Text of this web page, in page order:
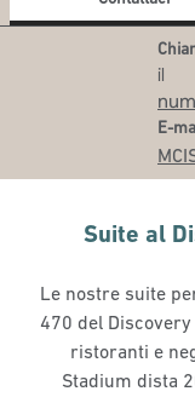
il
E-
Suite al
Le nostre suite
470 del
ristoranti e
Stadium dista